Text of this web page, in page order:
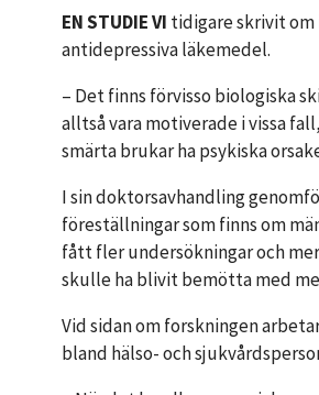
EN STUDIE VI tidigare skrivit om
antidepressiva läkemedel.
– Det finns förvisso biologiska
alltså vara motiverade i vissa
smärta brukar ha psykiska
I sin doktorsavhandling
föreställningar som finns om
fått fler undersökningar och
skulle ha blivit bemötta med
Vid sidan om forskningen
bland hälso- och